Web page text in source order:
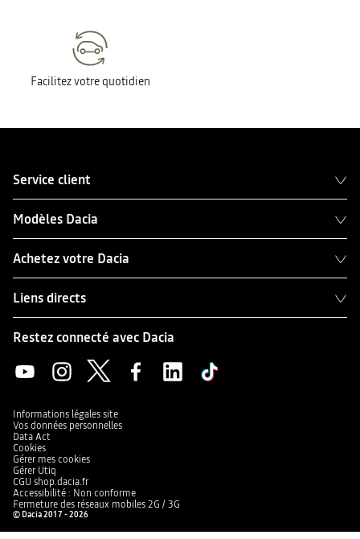
Facilitez votre quotidien
Service client
Modèles Dacia
Achetez votre Dacia
Liens directs
Restez connecté avec Dacia
Informations légales site
Vos données personnelles
Data Act
Cookies
Gérer mes cookies
Gérer Utiq
CGU shop.dacia.fr
Accessibilité : Non conforme
Fermeture des réseaux mobiles 2G / 3G
© Dacia 2017 - 2026